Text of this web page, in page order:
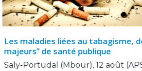
25
Août
Lutte anti-tabac en Côte
bataille est loin d’être
Ce n’est un secret pour